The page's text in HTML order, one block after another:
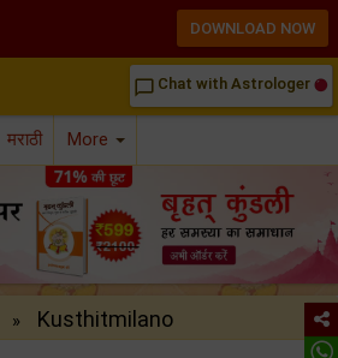
chat_bubble_outline Chat with Astrologer
मराठी More
» Kusthitmilano
DOWNLOAD NOW